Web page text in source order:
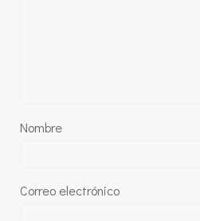
Nombre
Correo electrónico